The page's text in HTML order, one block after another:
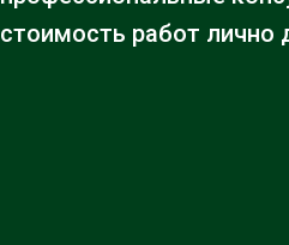
стоимость работ лично